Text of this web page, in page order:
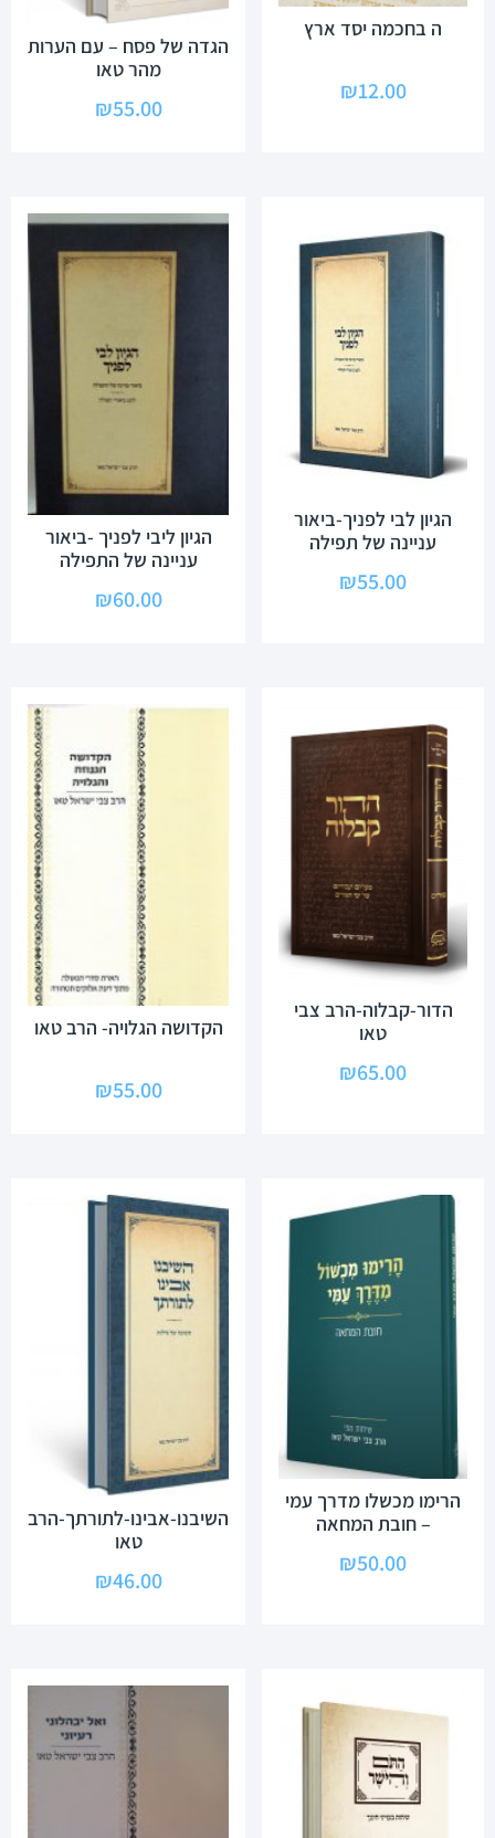
ה בחכמה יסד ארץ
₪12.00
הגדה של פסח – עם הערות
מהר טאו
₪55.00
הגיון לבי לפניך-ביאור
עניינה של תפילה
₪55.00
הגיון ליבי לפניך -ביאור
עניינה של התפילה
₪60.00
הדור-קבלוה-הרב צבי
טאו
₪65.00
הקדושה הגלויה- הרב טאו
₪55.00
הרימו מכשלו מדרך עמי
– חובת המחאה
₪50.00
השיבנו-אבינו-לתורתך-הרב
טאו
₪46.00